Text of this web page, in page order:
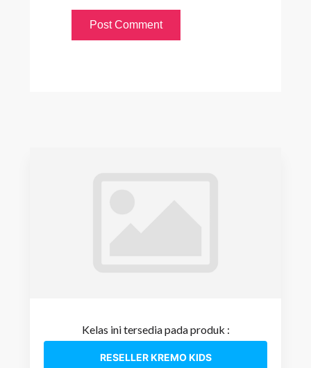
Kelas ini tersedia pada produk :
RESELLER KREMO KIDS